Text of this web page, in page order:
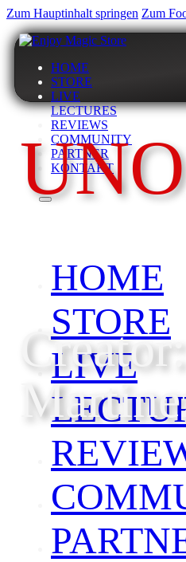
Zum Hauptinhalt springen Zum
HOME
STORE
LIVE
LECTURES
REVIEWS
COMMUNITY
PARTNER
KONTAKT
HOME
STORE
LIVE